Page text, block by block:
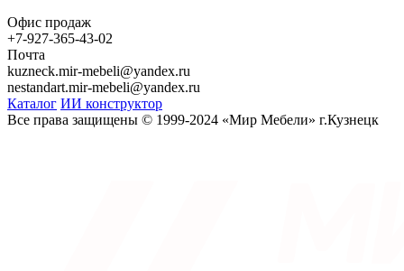
Офис продаж
+7-927-365-43-02
Почта
kuzneck.mir-mebeli@yandex.ru
nestandart.mir-mebeli@yandex.ru
Каталог ИИ конструктор
Все права защищены © 1999-2024 «Мир Мебели» г.Кузнецк